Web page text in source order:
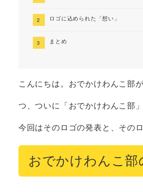
ロゴに込められた「想い」
まとめ
こんにちは。おでかけわんこ部
つ、ついに「おでかけわんこ部
今回はそのロゴの発表と、その
おでかけわんこ部